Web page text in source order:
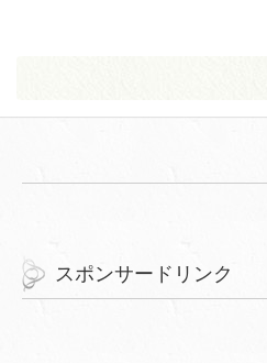
スポンサードリンク